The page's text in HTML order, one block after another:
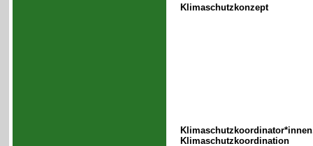
Klimaschutzkonzept
Klimaschutzkoordination